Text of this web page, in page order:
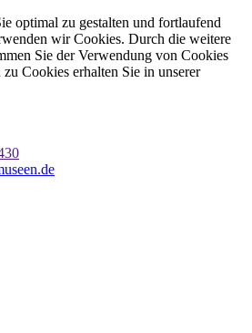
optimal zu gestalten und fortlaufend
wir Cookies. Durch die weitere
Sie der Verwendung von Cookies
Cookies erhalten Sie in unserer